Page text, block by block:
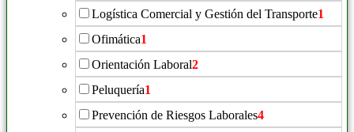
Logística Comercial y Gestión del Transporte1
Ofimática1
Orientación Laboral2
Peluquería1
Prevención de Riesgos Laborales4